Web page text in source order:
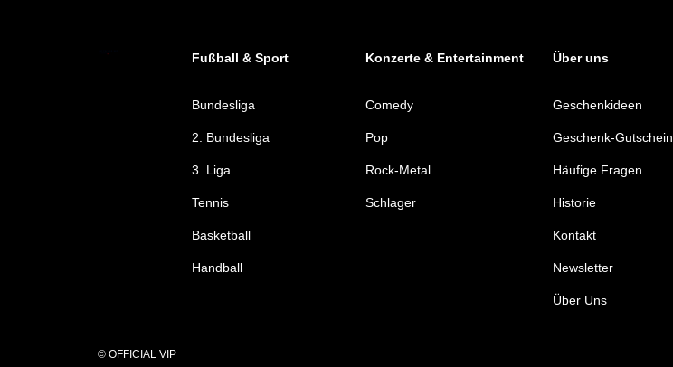
Fußball & Sport Konzerte & Entertainment Über uns
Bundesliga
2. Bundesliga
3. Liga
Tennis
Basketball
Handball
Comedy
Pop
Rock-Metal
Schlager
Geschenkideen
Geschenk-Gutschein
Häufige Fragen
Historie
Kontakt
Newsletter
Über Uns
© OFFICIAL VIP